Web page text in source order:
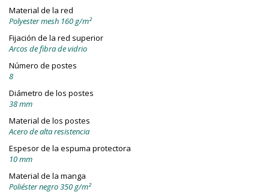
Material de la red
Polyester mesh 160 g/m²
Fijación de la red superior
Arcos de fibra de vidrio
Número de postes
8
Diámetro de los postes
38 mm
Material de los postes
Acero de alta resistencia
Espesor de la espuma protectora
10 mm
Material de la manga
Poliéster negro 350 g/m²